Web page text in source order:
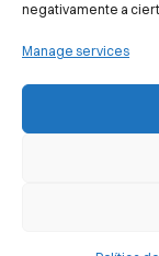
negativamente a
Manage services